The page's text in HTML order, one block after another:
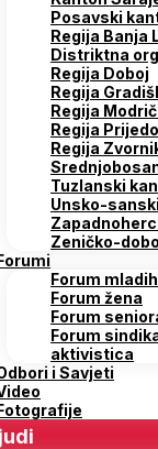
Posavski
Regija Banja
Distriktna
Regija Doboj
Regija
Regija
Regija
Regija
Tuzlanski
Unsko-
Zeničko-
Forum mladih
Forum žena
Forum
Forum
aktivistica
i Savjeti